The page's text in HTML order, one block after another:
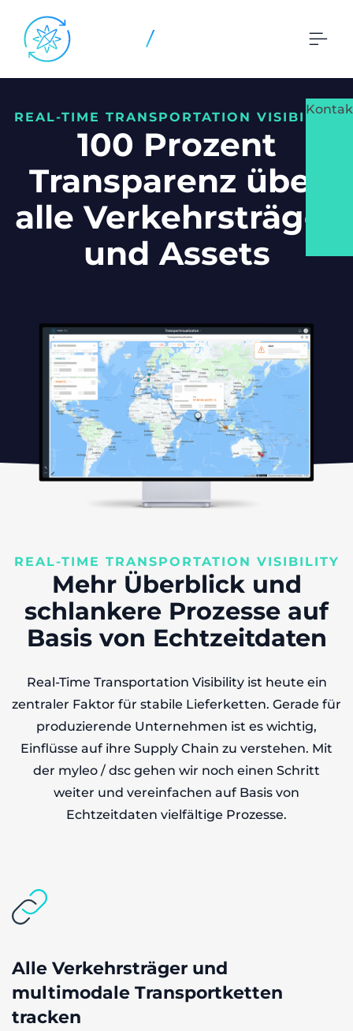
REAL-TIME TRANSPORTATION VISIBILITY
100 Prozent
Transparenz über
alle Verkehrsträger
und Assets
REAL-TIME TRANSPORTATION VISIBILITY
Mehr Überblickund
schlankere Prozesse auf
Basis von Echtzeitdaten​
Real-Time Transportation Visibility ist heute ein
zentraler Faktor für stabile Lieferketten. Gerade für
produzierende Unternehmen ist es wichtig,
Einflüsse auf ihre Supply Chain zu verstehen. Mit
der myleo / dsc gehen wir noch einen Schritt
weiter und vereinfachen auf Basis von
Echtzeitdaten vielfältige Prozesse.
Alle Verkehrsträger und
multimodale Transportketten
tracken